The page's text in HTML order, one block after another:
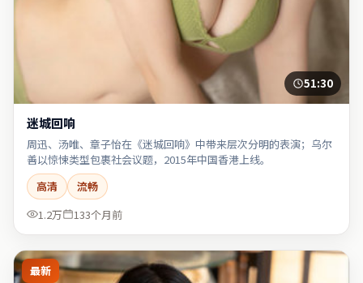
51:30
迷城回响
周迅、汤唯、章子怡在《迷城回响》中带来层次分明的表演；乌尔
善以惊悚类型包裹社会议题，2015年中国香港上线。
高清
流畅
1.2万
133个月前
最新